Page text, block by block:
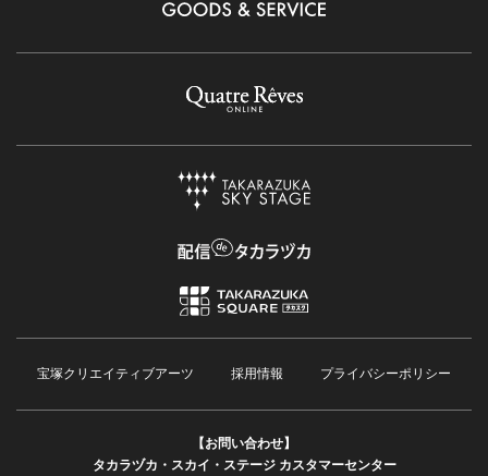
宝塚クリエイティブアーツ 採用情報 プライバシーポリシー
【お問い合わせ】
タカラヅカ・スカイ・ステージ カスタマーセンター